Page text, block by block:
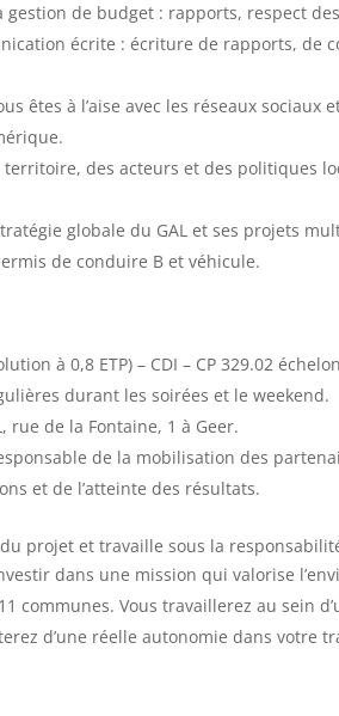
de budget : rapports, respect
écrite : écriture de rapports, de
êtes à l’aise avec les réseaux sociaux
territoire, des acteurs et des politiques
globale du GAL et ses projets
de conduire B et véhicule.
à 0,8 ETP) – CDI – CP 329.02
durant les soirées et le weekend.
rue de la Fontaine, 1 à Geer.
de la mobilisation des
et de l’atteinte des résultats.
projet et travaille sous la
dans une mission qui valorise
communes. Vous travaillerez au sein
d’une réelle autonomie dans votre